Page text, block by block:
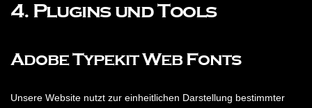
4. Plugins und Tools
Adobe Typekit Web Fonts
Unsere Website nutzt zur einheitlichen Darstellung bestimmter